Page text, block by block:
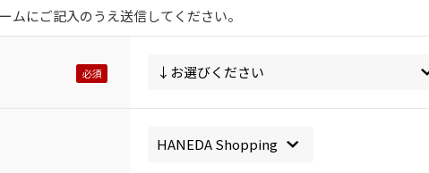
ムにご記入のうえ送信してください。